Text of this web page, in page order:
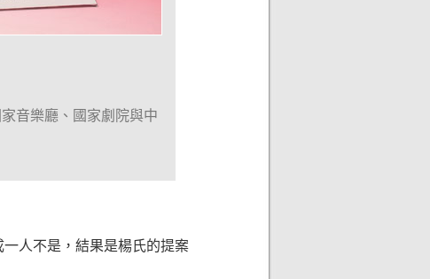
音樂廳、國家劇院與中
人不是，結果是楊氏的提案